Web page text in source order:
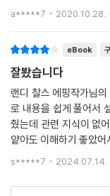
환율 및 무역전쟁 등
a*****7 2020.10.28.
eBook
잘봤습니다
랜디 찰스 에핑작가님
로 내용을 쉽게 풀어서
췄는데 관련 지식이 없
얕아도 이해하기 좋았
s*****7 2024.07.14.